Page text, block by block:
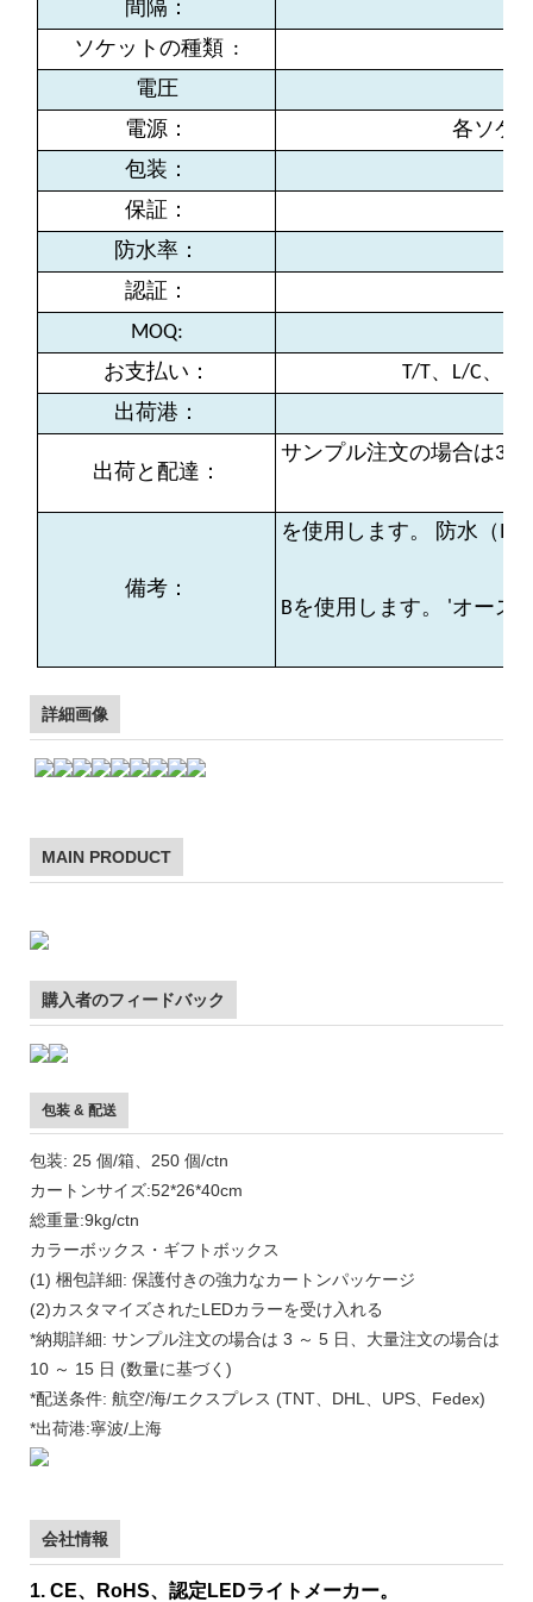
間隔：
ソケットの種類 :
電圧
電源：
各ソケ
包装：
保証：
防水率：
認証：
MOQ:
お支払い：
T/T、L/C、
出荷港：
出荷と配達：
サンプル注文の場合は3
備考：
を使用します。 防水（
Bを使用します。 'オース
詳細画像
MAIN PRODUCT
購入者のフィードバック
包装 & 配送
包装: 25 個/箱、250 個/ctn
カートンサイズ:52*26*40cm
総重量:9kg/ctn
カラーボックス・ギフトボックス
(1) 梱包詳細: 保護付きの強力なカートンパッケージ
(2)カスタマイズされたLEDカラーを受け入れる
*納期詳細: サンプル注文の場合は 3 ～ 5 日、大量注文の場合は
10 ～ 15 日 (数量に基づく)
*配送条件: 航空/海/エクスプレス (TNT、DHL、UPS、Fedex)
*出荷港:寧波/上海
会社情報
1. CE、RoHS、認定LEDライトメーカー。